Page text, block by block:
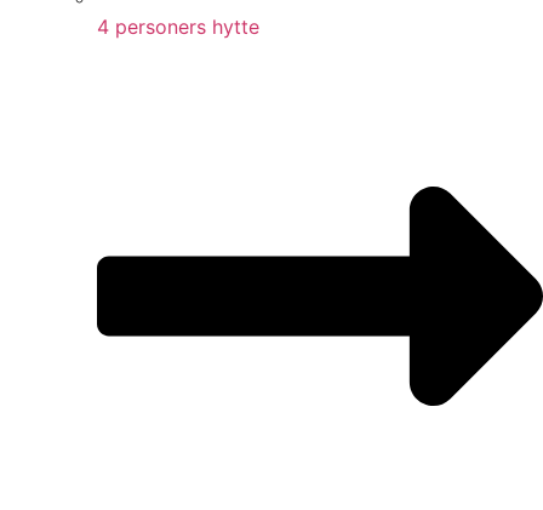
4 personers hytte